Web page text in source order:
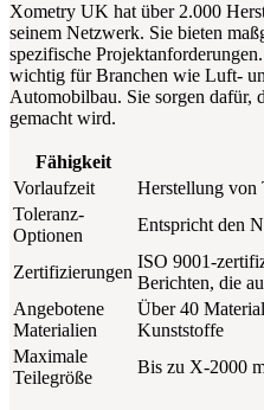
Xometry UK hat über 2.000
seinem Netzwerk. Sie bieten
spezifische
wichtig für Branchen wie Luft-
Automobilbau. Sie sorgen dafür,
gemacht wird.
Fähigkeit
Vorlaufzeit
Herstellung von
Toleranz-
Optionen
Entspricht den
Zertifizierungen
ISO 9001-
Berichten, die
Angebotene
Materialien
Über 40
Kunststoffe
Maximale
Teilegröße
Bis zu X-2000